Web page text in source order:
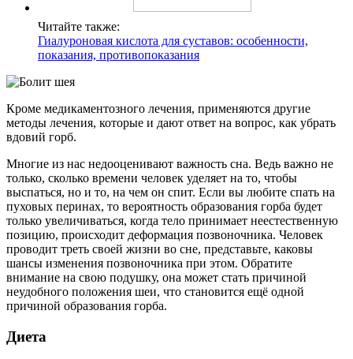
Читайте также:
Гиалуроновая кислота для суставов: особенности,
показания, противопоказания
Кроме медикаментозного лечения, применяются другие
методы лечения, которые и дают ответ на вопрос, как убрать
вдовий горб.
Многие из нас недооценивают важность сна. Ведь важно не
только, сколько времени человек уделяет на то, чтобы
выспаться, но и то, на чем он спит. Если вы любите спать на
пуховых перинах, то вероятность образования горба будет
только увеличиваться, когда тело принимает неестественную
позицию, происходит деформация позвоночника. Человек
проводит треть своей жизни во сне, представьте, каковы
шансы изменения позвоночника при этом. Обратите
внимание на свою подушку, она может стать причиной
неудобного положения шеи, что становится ещё одной
причиной образования горба.
Диета